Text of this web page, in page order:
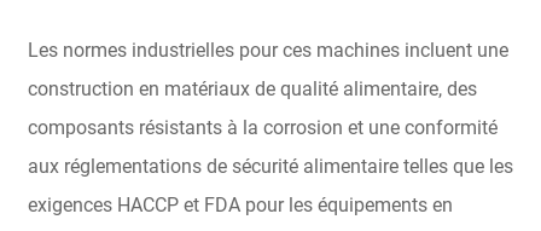
Les normes industrielles pour ces machines incluent une
construction en matériaux de qualité alimentaire, des
composants résistants à la corrosion et une conformité
aux réglementations de sécurité alimentaire telles que les
exigences HACCP et FDA pour les équipements en